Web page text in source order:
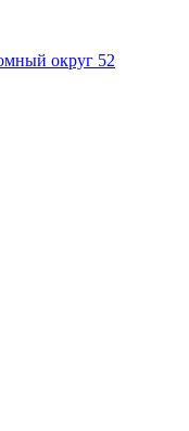
округ 52